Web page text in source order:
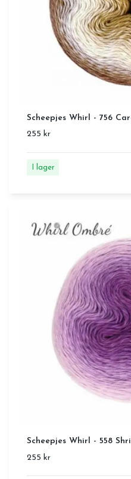
Scheepjes Whirl - 756
255 kr
I lager
Scheepjes Whirl - 558
255 kr